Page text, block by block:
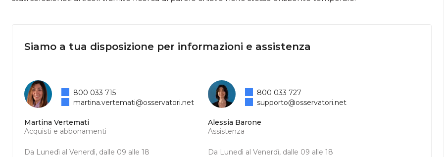
Siamo a tua disposizione per informazioni e assistenza
Martina Vertemati
Acquisti e abbonamenti
Da Lunedì al Venerdì, dalle 09 alle 18
800 033 715
martina.vertemati@osservatori.net
Alessia Barone
Assistenza
Da Lunedì al Venerdì, dalle 09 alle 18
800 033 727
supporto@osservatori.net